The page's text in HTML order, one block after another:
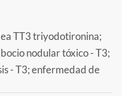
TT3 triyodotironina;
nodular tóxico - T3;
- T3; enfermedad de